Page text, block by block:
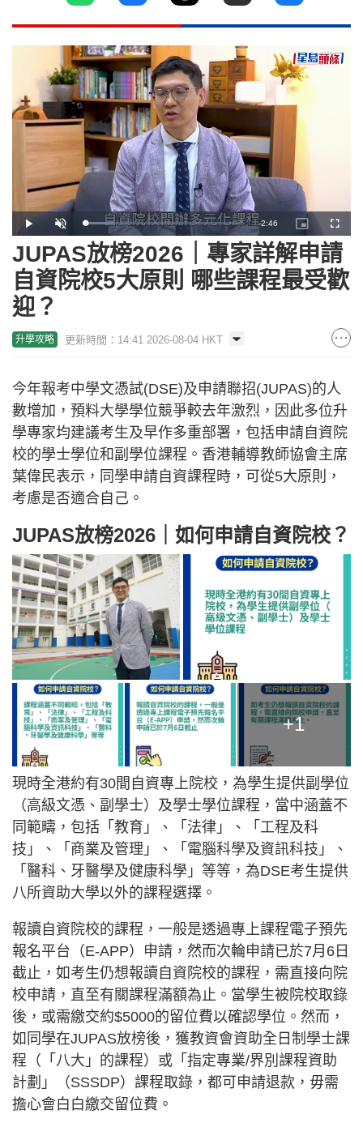
Play Unmute Loaded:
17.84%
Remaining
Time
-2:46
Picture-
in-
Picture
JUPAS放榜2026｜專家詳解申請
自資院校5大原則 哪些課程最受歡
迎？
升學攻略 更新時間：14:41 2026-08-04 HKT
今年報考中學文憑試(DSE)及申請聯招(JUPAS)的人
數增加，預料大學學位競爭較去年激烈，因此多位升
學專家均建議考生及早作多重部署，包括申請自資院
校的學士學位和副學位課程。香港輔導教師協會主席
葉偉民表示，同學申請自資課程時，可從5大原則，
考慮是否適合自己。
JUPAS放榜2026｜如何申請自資院校？
+1
現時全港約有30間自資專上院校，為學生提供副學位
（高級文憑、副學士）及學士學位課程，當中涵蓋不
同範疇，包括「教育」、「法律」、「工程及科
技」、「商業及管理」、「電腦科學及資訊科技」、
「醫科、牙醫學及健康科學」等等，為DSE考生提供
八所資助大學以外的課程選擇。
報讀自資院校的課程，一般是透過專上課程電子預先
報名平台（E-APP）申請，然而次輪申請已於7月6日
截止，如考生仍想報讀自資院校的課程，需直接向院
校申請，直至有關課程滿額為止。當學生被院校取錄
後，或需繳交約$5000的留位費以確認學位。然而，
如同學在JUPAS放榜後，獲教資會資助全日制學士課
程（「八大」的課程）或「指定專業/界別課程資助
計劃」（SSSDP）課程取錄，都可申請退款，毋需
擔心會白白繳交留位費。